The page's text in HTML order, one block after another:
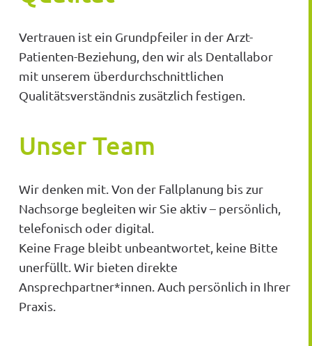
Vertrauen ist ein Grundpfeiler in der Arzt-
Patienten-Beziehung, den wir als Dentallabor
mit unserem überdurchschnittlichen
Qualitätsverständnis zusätzlich festigen.
Unser Team
Wir denken mit. Von der Fallplanung bis zur
Nachsorge begleiten wir Sie aktiv – persönlich,
telefonisch oder digital.
Keine Frage bleibt unbeantwortet, keine Bitte
unerfüllt. Wir bieten direkte
Ansprechpartner*innen. Auch persönlich in Ihrer
Praxis.